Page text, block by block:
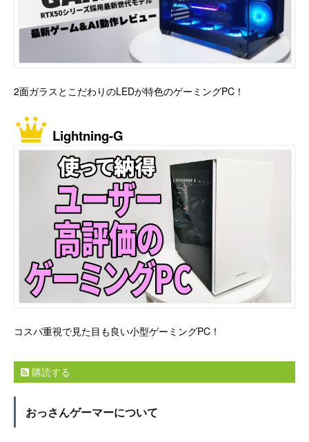
2面ガラスとこだわりのLEDが特色のゲーミングPC！
Lightning-G
コスパ重視で見た目も良い小型ゲーミングPC！
購読する
おっさんゲーマーについて